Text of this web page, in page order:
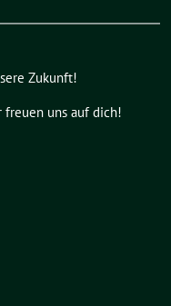
Zukunft!
uns auf dich!